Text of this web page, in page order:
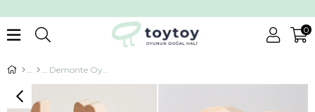
0
Demonte Oyuncak Seti